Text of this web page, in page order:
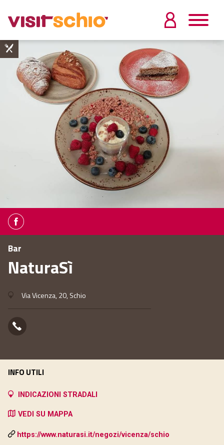
Bar
NaturaSì
Via Vicenza, 20, Schio
INFO UTILI
INDICAZIONI STRADALI
VEDI SU MAPPA
https://www.naturasi.it/negozi/vicenza/schio